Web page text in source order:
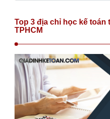
Top 3 địa chỉ học kế
TPHCM